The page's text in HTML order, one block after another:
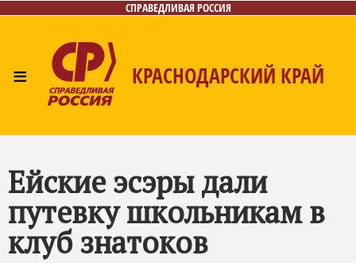
СПРАВЕДЛИВАЯ РОССИЯ
≡ КРАСНОДАРСКИЙ КРАЙ
Ейские эсэры дали
путевку школьникам в
клуб знатоков